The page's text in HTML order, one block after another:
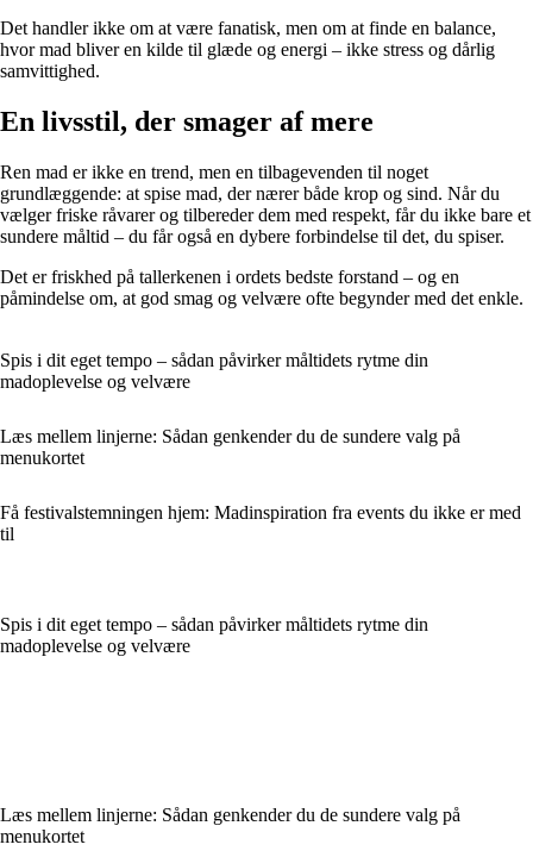
Det handler ikke om at være fanatisk, men om at finde en balance,
hvor mad bliver en kilde til glæde og energi – ikke stress og dårlig
samvittighed.
En livsstil, der smager af mere
Ren mad er ikke en trend, men en tilbagevenden til noget
grundlæggende: at spise mad, der nærer både krop og sind. Når du
vælger friske råvarer og tilbereder dem med respekt, får du ikke bare et
sundere måltid – du får også en dybere forbindelse til det, du spiser.
Det er friskhed på tallerkenen i ordets bedste forstand – og en
påmindelse om, at god smag og velvære ofte begynder med det enkle.
Spis i dit eget tempo – sådan påvirker måltidets rytme din
madoplevelse og velvære
Læs mellem linjerne: Sådan genkender du de sundere valg på
menukortet
Få festivalstemningen hjem: Madinspiration fra events du ikke er med
til
Spis i dit eget tempo – sådan påvirker måltidets rytme din
madoplevelse og velvære
Læs mellem linjerne: Sådan genkender du de sundere valg på
menukortet